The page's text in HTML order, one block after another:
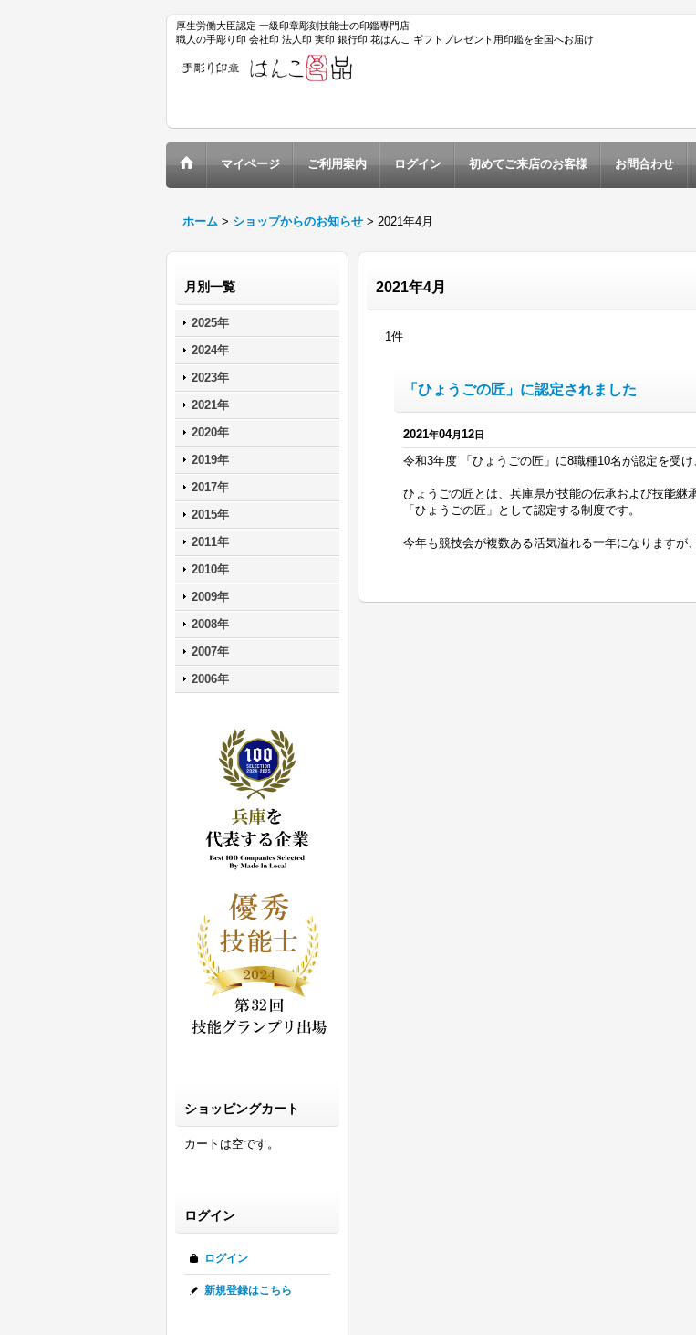
厚生労働大臣認定 一級印章彫刻技能士の印鑑専門店
職人の手彫り印 会社印 法人印 実印 銀行印 花はんこ ギフトプレゼント用印鑑を全国へお届け
マイページ ご利用案内 ログイン 初めてご来店のお客様 お問合わせ
ホーム > ショップからのお知らせ > 2021年4月
月別一覧
2025年
2024年
2023年
2021年
2020年
2019年
2017年
2015年
2011年
2010年
2009年
2008年
2007年
2006年
ショッピングカート
カートは空です。
ログイン
ログイン
新規登録はこちら
2021年4月
1件
「ひょうごの匠」に認定されました
2021年04月12日
令和3年度 「ひょうごの匠」に8職種10名が認定を受
ひょうごの匠とは、兵庫県が技能の伝承および技能
「ひょうごの匠」として認定する制度です。
今年も競技会が複数ある活気溢れる一年になりますが